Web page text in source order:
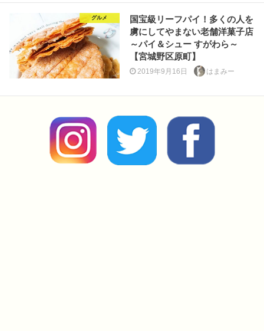
グルメ
国宝級リーフパイ！多くの人を
虜にしてやまない老舗洋菓子店
～パイ＆シュー すがわら～
【宮城野区原町】
2019年9月16日 はまみー